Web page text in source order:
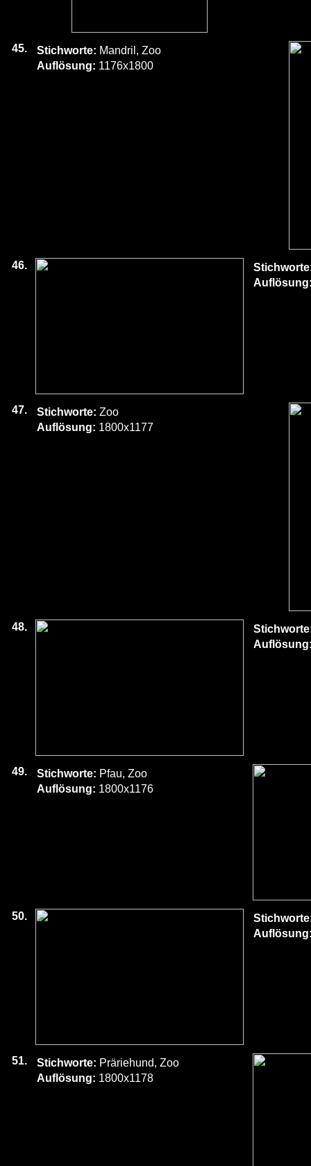
45. Stichworte: Mandril, Zoo
Auflösung: 1176x1800
46.
47. Stichworte:Zoo
Auflösung: 1800x1177
48.
49. Stichworte: Pfau, Zoo
Auflösung: 1800x1176
50.
51. Stichworte: Präriehund, Zoo
Auflösung: 1800x1178